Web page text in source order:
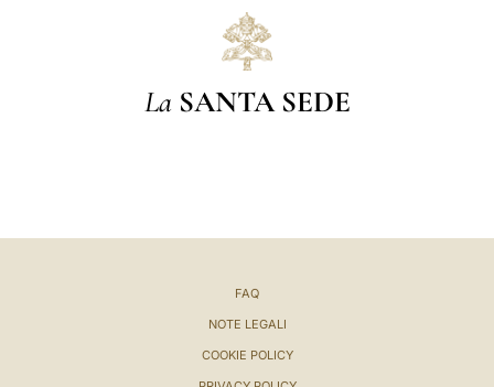
La SANTA SEDE
FAQ
NOTE LEGALI
COOKIE POLICY